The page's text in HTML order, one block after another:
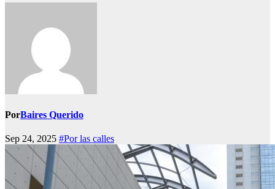
PorBaires Querido
Sep 24, 2025 #Por las calles